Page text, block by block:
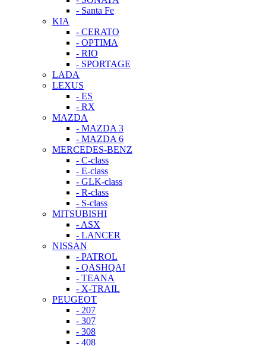
- Santa Fe
KIA
- CERATO
- OPTIMA
- RIO
- SPORTAGE
LADA
LEXUS
- ES
- RX
MAZDA
- MAZDA 3
- MAZDA 6
MERCEDES-BENZ
- C-class
- E-class
- GLK-class
- R-class
- S-class
MITSUBISHI
- ASX
- LANCER
NISSAN
- PATROL
- QASHQAI
- TEANA
- X-TRAIL
PEUGEOT
- 207
- 307
- 308
- 408